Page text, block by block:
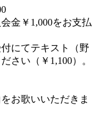
金￥1,000をお支払
にてテキスト（野
さい（￥1,100）。
お歌いいただきま